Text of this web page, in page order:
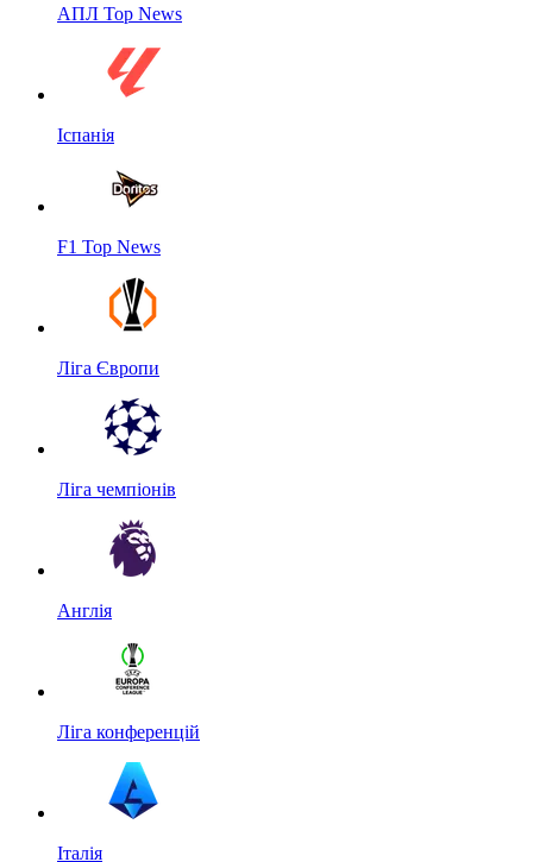
АПЛ Top News
Іспанія
F1 Top News
Ліга Європи
Ліга чемпіонів
Англія
Ліга конференцій
Італія